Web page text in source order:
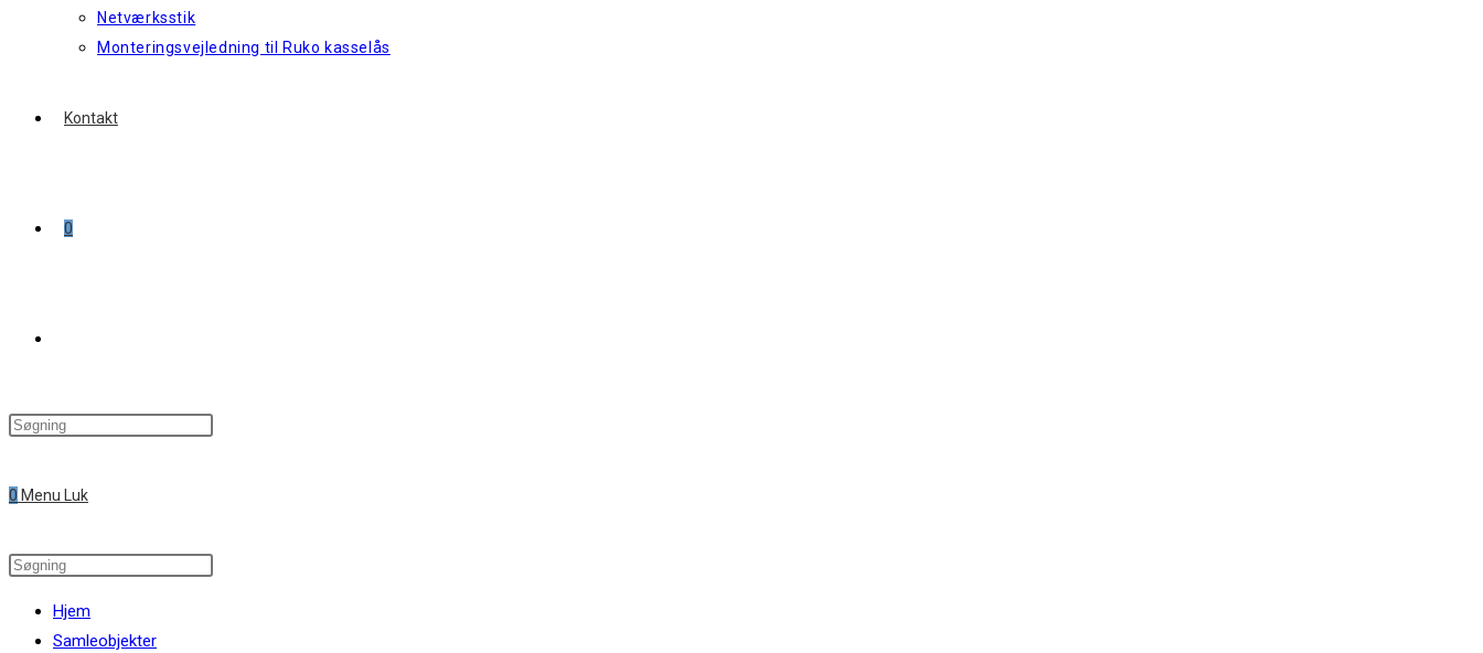
Netværksstik
Monteringsvejledning til Ruko kasselås
Kontakt
0
search
0 Menu Luk
Search
website
Hjem
Samleobjekter